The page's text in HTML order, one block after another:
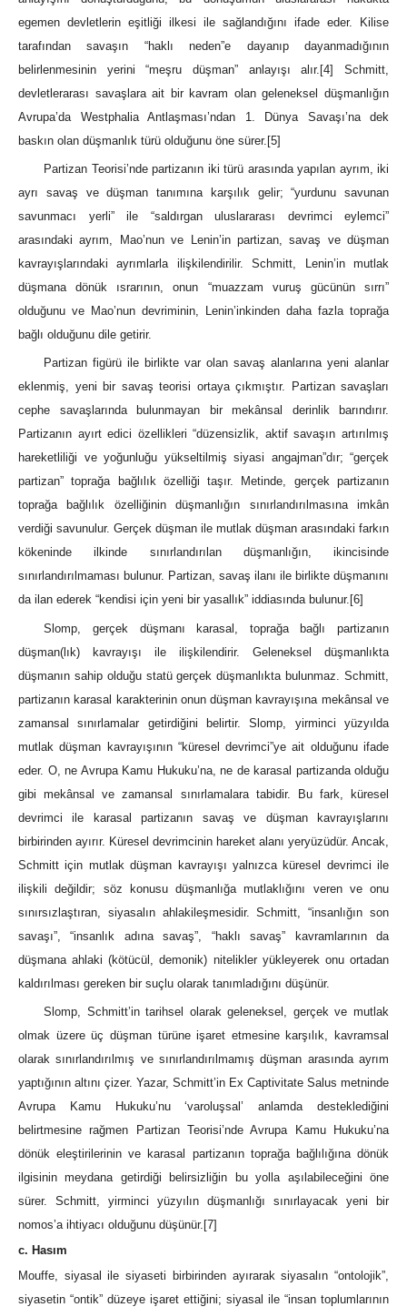
egemen devletlerin eşitliği ilkesi ile sağlandığını ifade eder. Kilise
tarafından savaşın “haklı neden”e dayanıp dayanmadığının
belirlenmesinin yerini “meşru düşman” anlayışı alır. [4] Schmitt,
devletlerarası savaşlara ait bir kavram olan geleneksel düşmanlığın
Avrupa’da Westphalia Antlaşması’ndan 1. Dünya Savaşı’na dek
baskın olan düşmanlık türü olduğunu öne sürer. [5]
Partizan Teorisi’nde partizanın iki türü arasında yapılan ayrım, iki
ayrı savaş ve düşman tanımına karşılık gelir; “yurdunu savunan
savunmacı yerli” ile “saldırgan uluslararası devrimci eylemci”
arasındaki ayrım, Mao’nun ve Lenin’in partizan, savaş ve düşman
kavrayışlarındaki ayrımlarla ilişkilendirilir. Schmitt, Lenin’in mutlak
düşmana dönük ısrarının, onun “muazzam vuruş gücünün sırrı”
olduğunu ve Mao’nun devriminin, Lenin’inkinden daha fazla toprağa
bağlı olduğunu dile getirir.
Partizan figürü ile birlikte var olan savaş alanlarına yeni alanlar
eklenmiş, yeni bir savaş teorisi ortaya çıkmıştır. Partizan savaşları
cephe savaşlarında bulunmayan bir mekânsal derinlik barındırır.
Partizanın ayırt edici özellikleri “düzensizlik, aktif savaşın artırılmış
hareketliliği ve yoğunluğu yükseltilmiş siyasi angajman”dır; “gerçek
partizan” toprağa bağlılık özelliği taşır. Metinde, gerçek partizanın
toprağa bağlılık özelliğinin düşmanlığın sınırlandırılmasına imkân
verdiği savunulur. Gerçek düşman ile mutlak düşman arasındaki farkın
kökeninde ilkinde sınırlandırılan düşmanlığın, ikincisinde
sınırlandırılmaması bulunur. Partizan, savaş ilanı ile birlikte düşmanını
da ilan ederek “kendisi için yeni bir yasallık” iddiasında bulunur. [6]
Slomp, gerçek düşmanı karasal, toprağa bağlı partizanın
düşman(lık) kavrayışı ile ilişkilendirir. Geleneksel düşmanlıkta
düşmanın sahip olduğu statü gerçek düşmanlıkta bulunmaz. Schmitt,
partizanın karasal karakterinin onun düşman kavrayışına mekânsal ve
zamansal sınırlamalar getirdiğini belirtir. Slomp, yirminci yüzyılda
mutlak düşman kavrayışının “küresel devrimci”ye ait olduğunu ifade
eder. O, ne Avrupa Kamu Hukuku’na, ne de karasal partizanda olduğu
gibi mekânsal ve zamansal sınırlamalara tabidir. Bu fark, küresel
devrimci ile karasal partizanın savaş ve düşman kavrayışlarını
birbirinden ayırır. Küresel devrimcinin hareket alanı yeryüzüdür. Ancak,
Schmitt için mutlak düşman kavrayışı yalnızca küresel devrimci ile
ilişkili değildir; söz konusu düşmanlığa mutlaklığını veren ve onu
sınırsızlaştıran, siyasalın ahlakileşmesidir. Schmitt, “insanlığın son
savaşı”, “insanlık adına savaş”, “haklı savaş” kavramlarının da
düşmana ahlaki (kötücül, demonik) nitelikler yükleyerek onu ortadan
kaldırılması gereken bir suçlu olarak tanımladığını düşünür.
Slomp, Schmitt’in tarihsel olarak geleneksel, gerçek ve mutlak
olmak üzere üç düşman türüne işaret etmesine karşılık, kavramsal
olarak sınırlandırılmış ve sınırlandırılmamış düşman arasında ayrım
yaptığının altını çizer. Yazar, Schmitt’in Ex Captivitate Salus metninde
Avrupa Kamu Hukuku’nu ‘varoluşsal’ anlamda desteklediğini
belirtmesine rağmen Partizan Teorisi’nde Avrupa Kamu Hukuku’na
dönük eleştirilerinin ve karasal partizanın toprağa bağlılığına dönük
ilgisinin meydana getirdiği belirsizliğin bu yolla aşılabileceğini öne
sürer. Schmitt, yirminci yüzyılın düşmanlığı sınırlayacak yeni bir
nomos’a ihtiyacı olduğunu düşünür. [7]
c. Hasım
Mouffe, siyasal ile siyaseti birbirinden ayırarak siyasalın “ontolojik”,
siyasetin “ontik” düzeye işaret ettiğini; siyasal ile “insan toplumlarının